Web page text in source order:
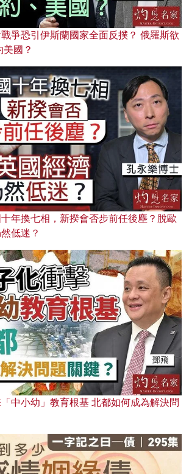
爭恐引伊斯蘭國家全面反撲？ 俄羅斯欲
國？
年換七相，新揆會否步前任後塵？脫歐
低迷？
中小幼」教育根基 北都如何成為解決問